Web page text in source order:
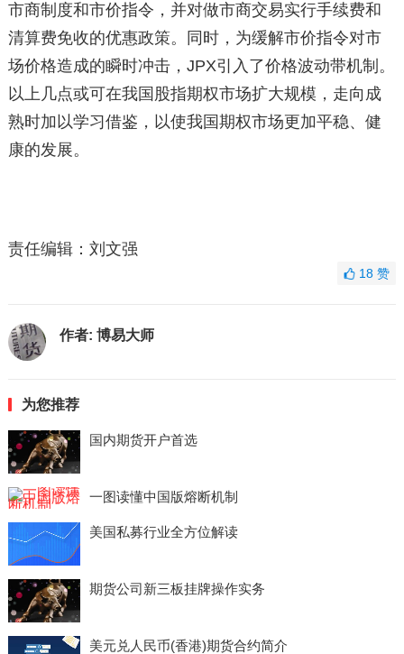
市商制度和市价指令，并对做市商交易实行手续费和
清算费免收的优惠政策。同时，为缓解市价指令对市
场价格造成的瞬时冲击，JPX引入了价格波动带机制。
以上几点或可在我国股指期权市场扩大规模，走向成
熟时加以学习借鉴，以使我国期权市场更加平稳、健
康的发展。
责任编辑：刘文强
18赞
作者: 博易大师
为您推荐
国内期货开户首选
一图读懂中国版熔断机制
美国私募行业全方位解读
期货公司新三板挂牌操作实务
美元兑人民币(香港)期货合约简介